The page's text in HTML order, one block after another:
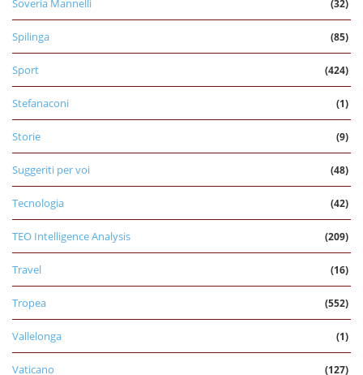
Soveria Mannelli (32)
Spilinga (85)
Sport (424)
Stefanaconi (1)
Storie (9)
Suggeriti per voi (48)
Tecnologia (42)
TEO Intelligence Analysis (209)
Travel (16)
Tropea (552)
Vallelonga (1)
Vaticano (127)